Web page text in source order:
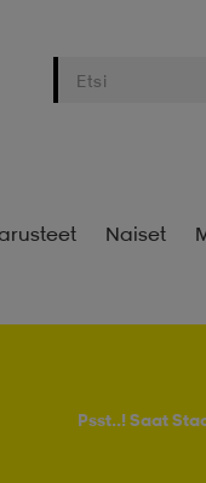
Naiset
Psst..! Saat